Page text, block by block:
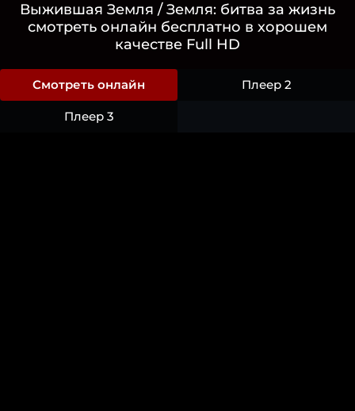
Выжившая Земля / Земля: битва за жизнь
смотреть онлайн бесплатно в хорошем
качестве Full HD
Смотреть онлайн Плеер 2
Плеер 3